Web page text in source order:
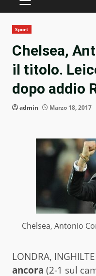
PRIMARY
Sport
Chelsea,
il titolo.
dopo addio
admin Marzo 18, 2017
Chelsea, Antonio
LONDRA,
ancora (2-1 sul